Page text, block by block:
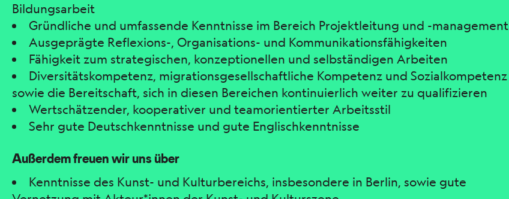
Bildungsarbeit
Gründliche und umfassende Kenntnisse im Bereich Projektleitung und -management
Ausgeprägte Reflexions-, Organisations- und Kommunikationsfähigkeiten
Fähigkeit zum strategischen, konzeptionellen und selbständigen Arbeiten
Diversitätskompetenz, migrationsgesellschaftliche Kompetenz und Sozialkompetenz
sowie die Bereitschaft, sich in diesen Bereichen kontinuierlich weiter zu qualifizieren
Wertschätzender, kooperativer und teamorientierter Arbeitsstil
Sehr gute Deutschkenntnisse und gute Englischkenntnisse
Außerdem freuen wir uns über
Kenntnisse des Kunst- und Kulturbereichs, insbesondere in Berlin, sowie gute